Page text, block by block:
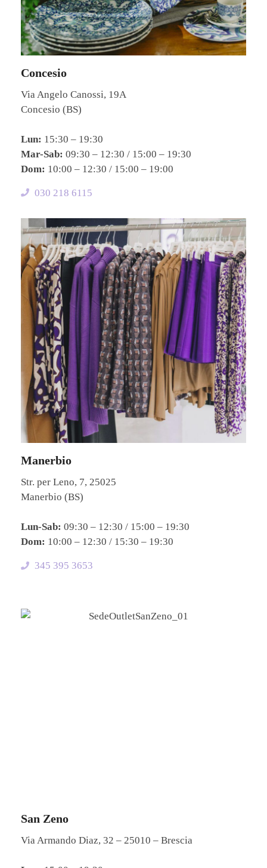
Concesio
Via Angelo Canossi, 19A
Concesio (BS)
Lun: 15:30 – 19:30
Mar-Sab: 09:30 – 12:30 / 15:00 – 19:30
Dom: 10:00 – 12:30 / 15:00 – 19:00
030 218 6115
Manerbio
Str. per Leno, 7, 25025
Manerbio (BS)
Lun-Sab: 09:30 – 12:30 / 15:00 – 19:30
Dom: 10:00 – 12:30 / 15:30 – 19:30
345 395 3653
San Zeno
Via Armando Diaz, 32 – 25010 – Brescia